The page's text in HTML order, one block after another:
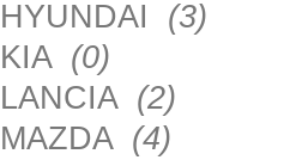
HYUNDAI (3)
KIA (0)
LANCIA (2)
MAZDA (4)